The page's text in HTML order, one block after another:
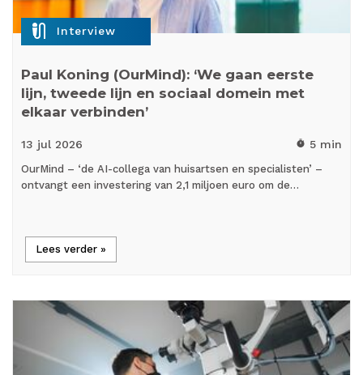
mic_external_on Interview
Paul Koning (OurMind): ‘We gaan eerste
lijn, tweede lijn en sociaal domein met
elkaar verbinden’
13 jul 2026 timer 5 min
OurMind – ‘de AI-collega van huisartsen en specialisten’ –
ontvangt een investering van 2,1 miljoen euro om de…
Lees verder »